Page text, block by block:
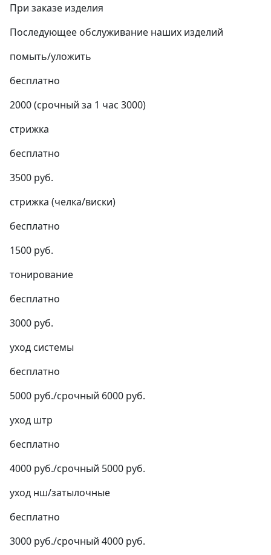
При заказе изделия
Последующее обслуживание наших изделий
помыть/уложить
бесплатно
2000 (срочный за 1 час 3000)
стрижка
бесплатно
3500 руб.
стрижка (челка/виски)
бесплатно
1500 руб.
тонирование
бесплатно
3000 руб.
уход системы
бесплатно
5000 руб./срочный 6000 руб.
уход штр
бесплатно
4000 руб./срочный 5000 руб.
уход нш/затылочные
бесплатно
3000 руб./срочный 4000 руб.